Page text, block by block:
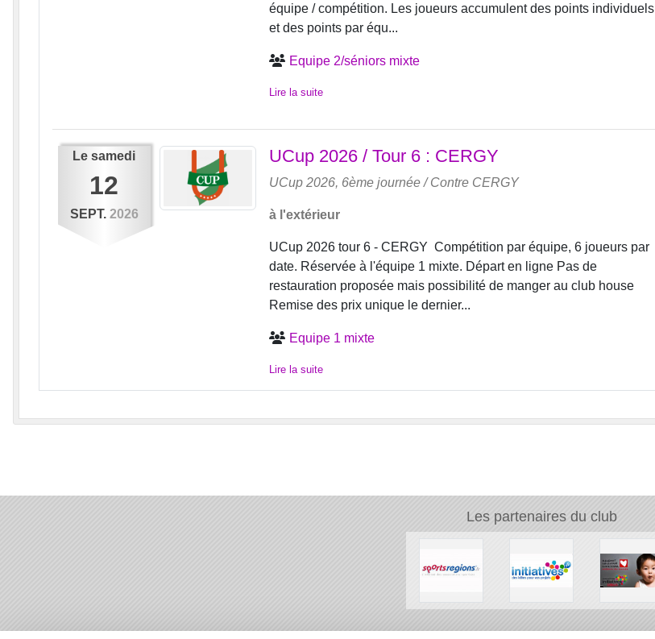
équipe / compétition. Les joueurs accumulent des points individuels
et des points par équ...
Equipe 2/séniors mixte
Lire la suite
Lesamedi
12
SEPT. 2026
UCup 2026 / Tour 6 : CERGY
UCup 2026, 6ème journée/ Contre CERGY
à l'extérieur
UCup 2026 tour 6 - CERGY Compétition par équipe, 6 joueurs par
date. Réservée à l'équipe 1 mixte. Départ en ligne Pas de
restauration proposée mais possibilité de manger au club house
Remise des prix unique le dernier...
Equipe 1 mixte
Lire la suite
Les partenaires du club